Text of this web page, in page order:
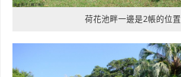
荷花池畔一邊是2帳的位置